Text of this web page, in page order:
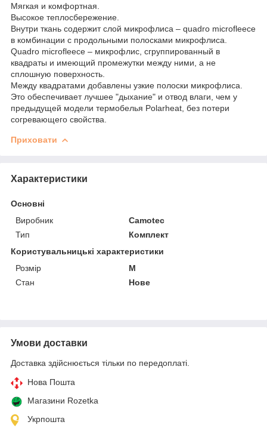
Мягкая и комфортная.
Высокое теплосбережение.
Внутри ткань содержит слой микрофлиса – quadro microfleece
в комбинации с продольными полосками микрофлиса.
Quadro microfleece – микрофлис, сгруппированный в
квадраты и имеющий промежутки между ними, а не
сплошную поверхность.
Между квадратами добавлены узкие полоски микрофлиса.
Это обеспечивает лучшее "дыхание" и отвод влаги, чем у
предыдущей модели термобелья Polarheat, без потери
согревающего свойства.
Приховати
Характеристики
Основні
Виробник
Camotec
Тип
Комплект
Користувальницькі характеристики
Розмір
М
Стан
Нове
Умови доставки
Доставка здійснюється тільки по передоплаті.
Нова Пошта
Магазини Rozetka
Укрпошта